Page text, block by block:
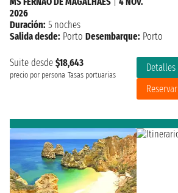
Suite desde $18,643
precio por persona Tasas portuarias
Detalles
Reservar
2026
Duración: 5 noches
Salida desde: Porto Desembarque: Porto